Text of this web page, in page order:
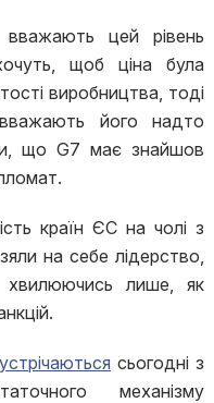
цей рівень
щоб ціна була
виробництва, тоді
його надто
що G7 має знайшов
країн ЄС на чолі з
на себе лідерство,
хвилюючись лише, як
сьогодні з
механізму